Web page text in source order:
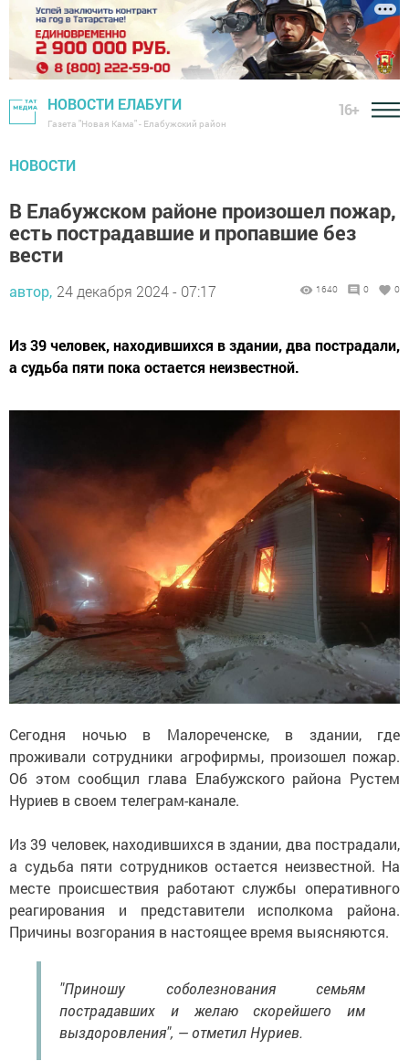
НОВОСТИ ЕЛАБУГИ
Газета "Новая Кама" - Елабужский район
16+
НОВОСТИ
В Елабужском районе произошел пожар,
есть пострадавшие и пропавшие без
вести
автор, 24 декабря 2024 - 07:17 1640 0 0
Из 39 человек, находившихся в здании, два пострадали,
а судьба пяти пока остается неизвестной.
Сегодня ночью в Малореченске, в здании, где
проживали сотрудники агрофирмы, произошел пожар.
Об этом сообщил глава Елабужского района Рустем
Нуриев в своем телеграм-канале.
Из 39 человек, находившихся в здании, два пострадали,
а судьба пяти сотрудников остается неизвестной. На
месте происшествия работают службы оперативного
реагирования и представители исполкома района.
Причины возгорания в настоящее время выясняются.
"Приношу соболезнования семьям
пострадавших и желаю скорейшего им
выздоровления", — отметил Нуриев.